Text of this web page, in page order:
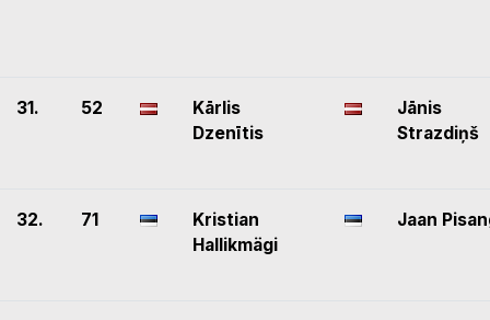
31. 52
Kārlis
Dzenītis
Jānis
Strazdiņš
32. 71
Kristian
Hallikmägi
Jaan